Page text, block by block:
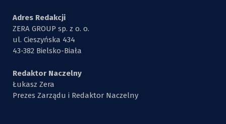
Adres Redakcji
ZERA GROUP sp. z o. o.
ul. Cieszyńska 434
43-382 Bielsko-Biała
Redaktor Naczelny
Łukasz Zera
Prezes Zarządu i Redaktor Naczelny